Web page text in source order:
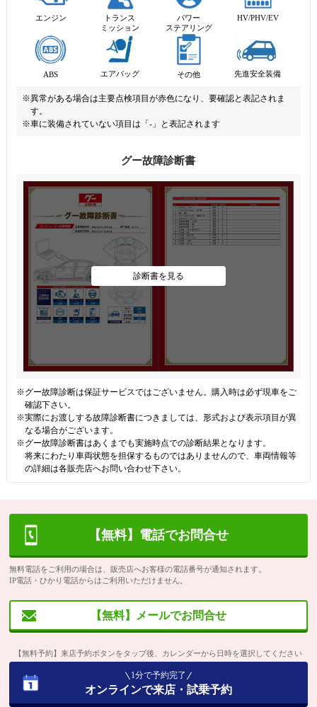
エンジン
トランス
ミッション
パワー
ステアリング
HV/PHV/EV
ABS エアバッグ その他 先進安全装備
※異常がある場合は主要点検項目が赤色になり、要確認と表記されま
す。
※車に装備されていない項目は「-」と表記されます
グー故障診断書
診断書を見る
※グー故障診断は保証サービスではございません。購入時は必ず現車をご
確認下さい。
※実際にお渡しする故障診断書につきましては、形式および表示項目が異
なる場合がございます。
※グー故障診断書はあくまでも実施時点での診断結果となります。
将来にわたり車両状態を担保するものではありませんので、車両情報等
の詳細は各販売店へお問い合わせ下さい。
【無料】電話でお問合せ
無料電話をご利用の場合は、販売店へお客様の電話番号が通知されます。
IP電話・ひかり電話からはご利用いただけません。
【無料】メールでお問合せ
【無料予約】来店予約ボタンをタップ後、カレンダーから日時を選択してください
1分で予約完了
オンラインで来店・試乗予約